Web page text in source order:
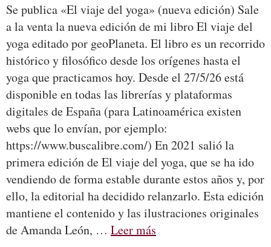
Se publica «El viaje del yoga» (nueva edición) Sale
a la venta la nueva edición de mi libro El viaje del
yoga editado por geoPlaneta. El libro es un recorrido
histórico y filosófico desde los orígenes hasta el
yoga que practicamos hoy. Desde el 27/5/26 está
disponible en todas las librerías y plataformas
digitales de España (para Latinoamérica existen
webs que lo envían, por ejemplo:
https://www.buscalibre.com/) En 2021 salió la
primera edición de El viaje del yoga, que se ha ido
vendiendo de forma estable durante estos años y, por
ello, la editorial ha decidido relanzarlo. Esta edición
mantiene el contenido y las ilustraciones originales
de Amanda León, … Leer más